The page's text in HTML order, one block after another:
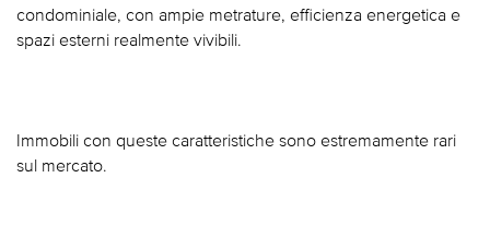
condominiale, con ampie metrature, efficienza energetica e
spazi esterni realmente vivibili.
Immobili con queste caratteristiche sono estremamente rari
sul mercato.